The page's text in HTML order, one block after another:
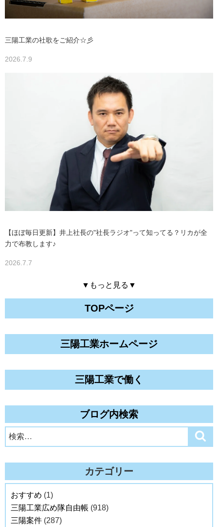
三陽工業の社歌をご紹介☆彡
2026.7.9
【ほぼ毎日更新】井上社長の"社長ラジオ"って知ってる？リカが全
力で布教します♪
2026.7.7
▼もっと見る▼
TOPページ
三陽工業ホームページ
三陽工業で働く
ブログ内検索
検
索:
カテゴリー
おすすめ (1)
三陽工業広め隊自由帳 (918)
三陽案件 (287)